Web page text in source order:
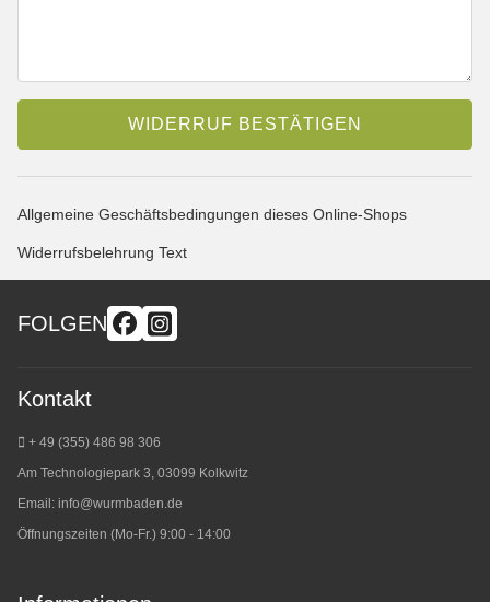
WIDERRUF BESTÄTIGEN
Allgemeine Geschäftsbedingungen dieses Online-Shops
Widerrufsbelehrung Text
FOLGEN
Kontakt
+ 49 (355) 486 98 306
Am Technologiepark 3, 03099 Kolkwitz
Email: info@wurmbaden.de
Öffnungszeiten (Mo-Fr.) 9:00 - 14:00